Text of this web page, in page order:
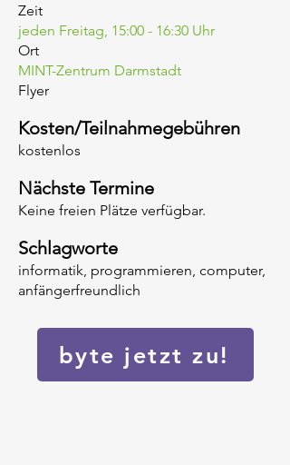
Zeit
jeden Freitag, 15:00 - 16:30 Uhr
Ort
MINT-Zentrum Darmstadt
Flyer
Kosten/Teilnahmegebühren
kostenlos
Nächste Termine
Keine freien Plätze verfügbar.
Schlagworte
informatik, programmieren, computer,
anfängerfreundlich
byte jetzt zu!